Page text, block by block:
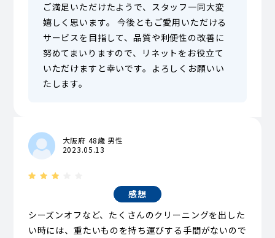
ご満足いただけたようで、スタッフ一同大変
嬉しく思います。 今後ともご愛用いただける
サービスを目指して、品質や利便性の改善に
努めてまいりますので、リネットをお役立て
いただけますと幸いです。よろしくお願いい
たします。
大阪府 48歳 男性
2023.05.13
感想
シーズンオフなど、たくさんのクリーニングを出した
い時には、重たいものを持ち運びする手間がないので